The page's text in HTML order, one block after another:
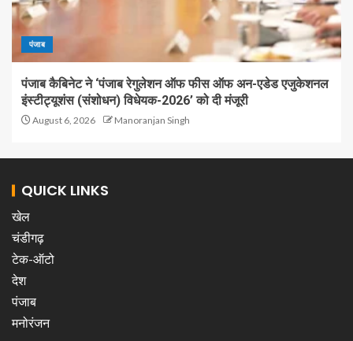
पंजाब
पंजाब कैबिनेट ने ‘पंजाब रेगुलेशन ऑफ फीस ऑफ अन-एडेड एजुकेशनल
इंस्टीट्यूशंस (संशोधन) विधेयक-2026’ को दी मंजूरी
August 6, 2026 Manoranjan Singh
QUICK LINKS
खेल
चंडीगढ़
टेक-ऑटो
देश
पंजाब
मनोरंजन